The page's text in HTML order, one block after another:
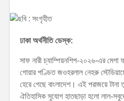
ঢাকা অর্থনীতি ডেস্ক:
সাফ নারী চ্যাম্পিয়নশিপ-২০২৬-এর
গোয়ার পণ্ডিত জওহরলাল নেহরু
হেরে গেছে বাংলাদেশ। এই পরাজয়ে টানা
ঐতিহাসিক সুযোগ হাতছাড়া হলো লাল-